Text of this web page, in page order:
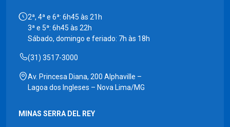
2ª, 4ª e 6ª: 6h45 às 21h
3ª e 5ª: 6h45 às 22h
Sábado, domingo e feriado: 7h às 18h
(31) 3517-3000
Av. Princesa Diana, 200 Alphaville –
Lagoa dos Ingleses – Nova Lima/MG
MINAS SERRA DEL REY